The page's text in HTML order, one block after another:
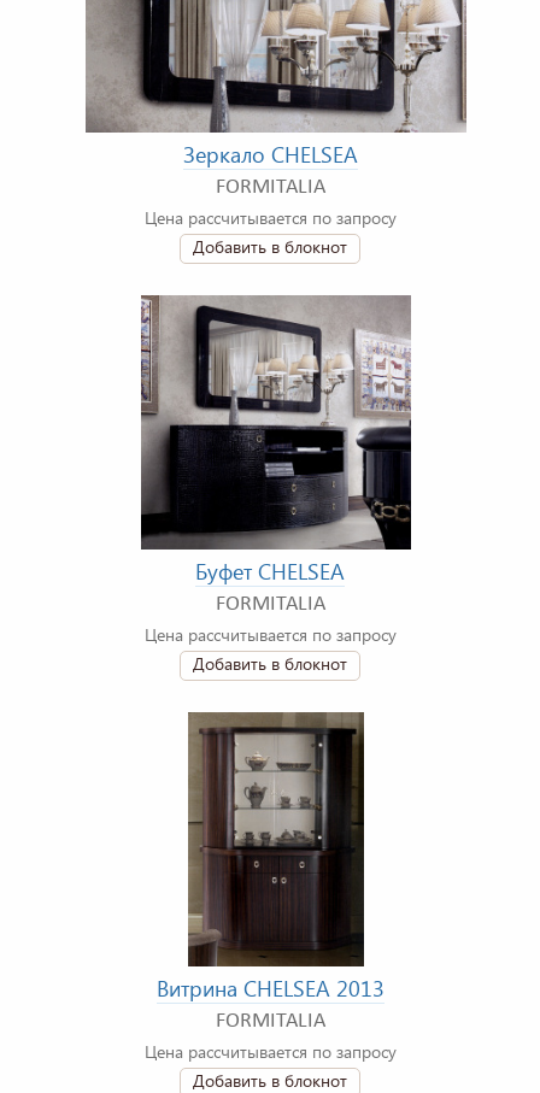
Зеркало CHELSEA
FORMITALIA
Цена рассчитывается по запросу
Добавить в блокнот
Буфет CHELSEA
FORMITALIA
Цена рассчитывается по запросу
Добавить в блокнот
Витрина CHELSEA 2013
FORMITALIA
Цена рассчитывается по запросу
Добавить в блокнот